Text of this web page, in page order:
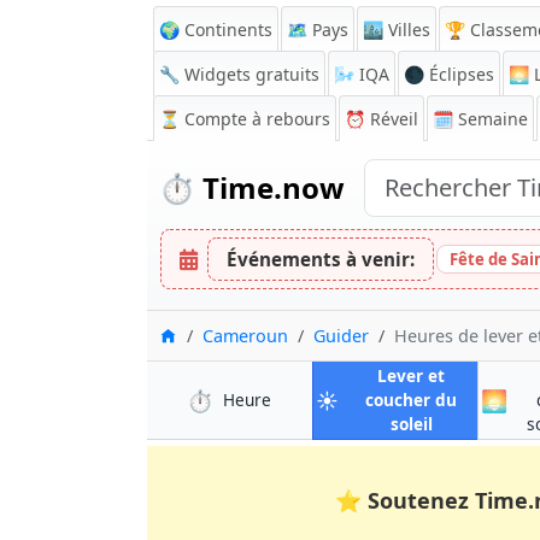
🌍 Continents 🗺️ Pays 🏙️ Villes 🏆
🔧 Widgets gratuits
🌬️ IQA 🌑 Éclipses 🌅
⏳ Compte à rebours ⏰ Réveil 🗓️ Semaine
⏱️ Time.now
Événements à venir: Fête de
Accueil
Cameroun Guider Heures de lever
⏱️ Heure à Guider
☀️
Lever et
coucher du
soleilà Guider
🌅
⭐ Soutenez